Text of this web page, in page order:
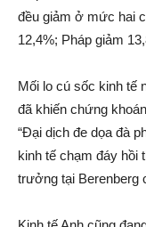
đều giảm ở mức hai
12,4%; Pháp giảm
Mối lo cú sốc kinh tế
đã khiến chứng
“Đại dịch đe dọa đà
kinh tế chạm đáy hồi
trưởng tại Berenberg